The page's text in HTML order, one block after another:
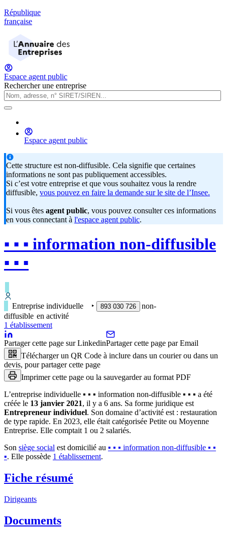
République
française
Espace agent public
Rechercher une entreprise
Espace agent public
Cette structure est non-diffusible. Cela signifie que certaines
informations ne sont pas publiquement accessibles.
Si c’est votre entreprise et que vous souhaitez vous la rendre
diffusible, vous pouvez en faire la demande sur le site de l’Insee.
Si vous êtes agent public, vous pouvez consulter ces informations
en vous connectant à l'espace agent public.
▪︎ ▪︎ ▪︎ information non-diffusible
▪︎ ▪︎ ▪︎
Entreprise individuelle ‣ 893 030 726
non-
diffusible en activité
1 établissement
Partager cette page sur LinkedinPartager cette page par Email
Télécharger un QR Code à inclure dans un courier ou dans un
devis, pour partager cette page
Imprimer cette page ou la sauvegarder au format PDF
L’entreprise individuelle ▪︎ ▪︎ ▪︎ information non-diffusible ▪︎ ▪︎ ▪︎ a été
créée le 13 janvier 2021, il y a 6 ans. Sa forme juridique est
Entrepreneur individuel. Son domaine d’activité est : restauration
de type rapide. En 2023, elle était catégorisée Petite ou Moyenne
Entreprise. Elle comptait 1 ou 2 salariés.
Son siège social est domicilié au ▪︎ ▪︎ ▪︎ information non-diffusible ▪︎ ▪︎
▪︎. Elle possède 1 établissement.
Fiche résumé
Dirigeants
Documents